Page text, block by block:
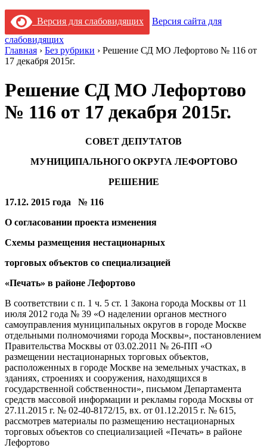
Версия для слабовидящих
Версия сайта для
слабовидящих
Главная › Без рубрики › Решение СД МО Лефортово № 116 от
17 декабря 2015г.
Решение СД МО Лефортово
№ 116 от 17 декабря 2015г.
СОВЕТ ДЕПУТАТОВ
МУНИЦИПАЛЬНОГО ОКРУГА ЛЕФОРТОВО
РЕШЕНИЕ
17.12. 2015 года № 116
О согласовании проекта изменения
Схемы размещения нестационарных
торговых объектов со специализацией
«Печать» в районе Лефортово
В соответствии с п. 1 ч. 5 ст. 1 Закона города Москвы от 11
июля 2012 года № 39 «О наделении органов местного
самоуправления муниципальных округов в городе Москве
отдельными полномочиями города Москвы», постановлением
Правительства Москвы от 03.02.2011 № 26-ПП «О
размещении нестационарных торговых объектов,
расположенных в городе Москве на земельных участках, в
зданиях, строениях и сооружения, находящихся в
государственной собственности», письмом Департамента
средств массовой информации и рекламы города Москвы от
27.11.2015 г. № 02-40-8172/15, вх. от 01.12.2015 г. № 615,
рассмотрев материалы по размещению нестационарных
торговых объектов со специализацией «Печать» в районе
Лефортово